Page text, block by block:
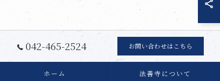
042-465-2524 お問い合わせはこちら
ホーム 法善寺について